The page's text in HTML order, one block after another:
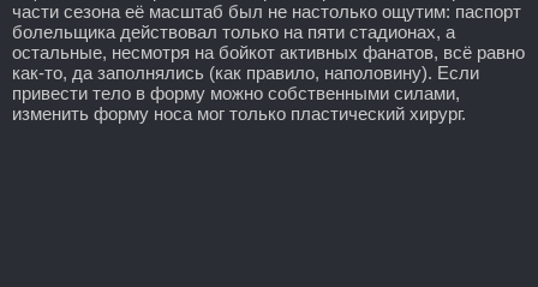
части сезона её масштаб был не настолько ощутим: паспорт
болельщика действовал только на пяти стадионах, а
остальные, несмотря на бойкот активных фанатов, всё равно
как-то, да заполнялись (как правило, наполовину). Если
привести тело в форму можно собственными силами,
изменить форму носа мог только пластический хирург.